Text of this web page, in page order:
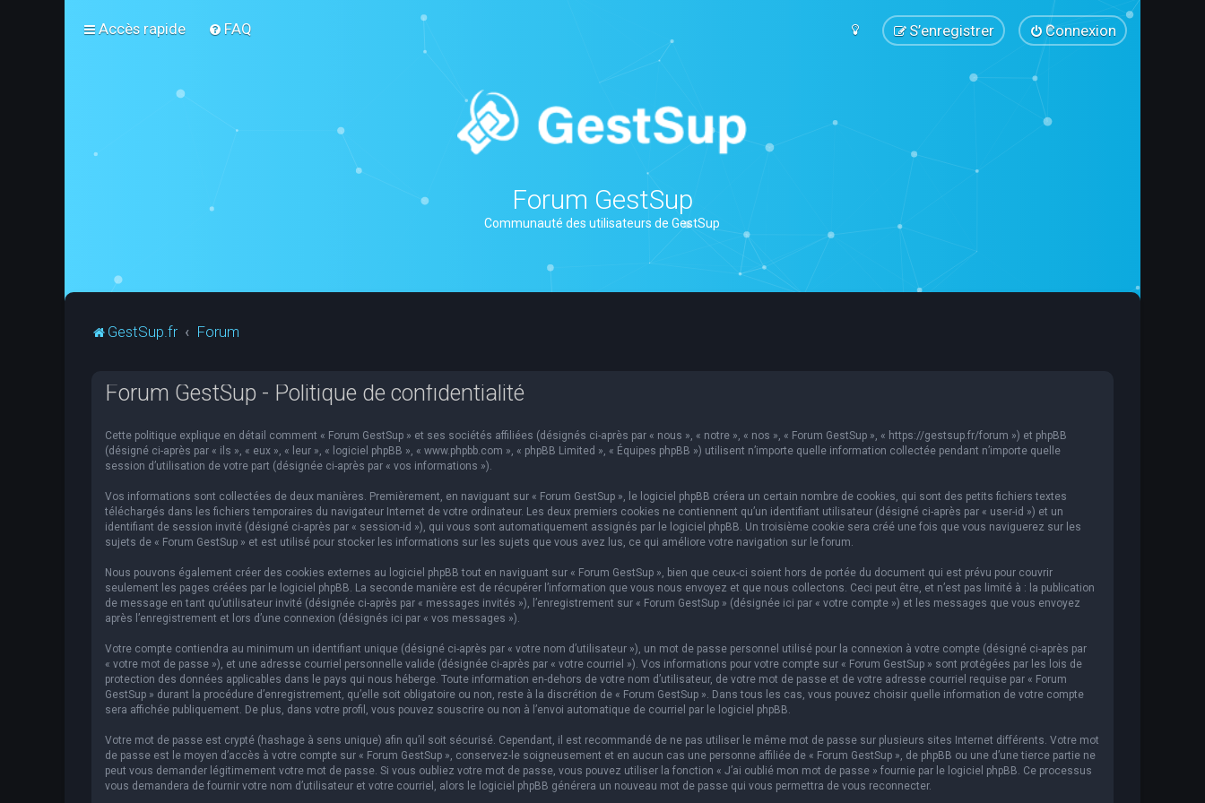
Accès rapide FAQ Connexion
S’enregistrer
Forum GestSup
Communauté des utilisateurs de GestSup
GestSup.fr Forum
Forum GestSup - Politique de confidentialité
Cette politique explique en détail comment « Forum GestSup » et ses sociétés affiliées (désignés ci-après par « nous », « notre », « nos », « Forum GestSup », « https://gestsup.fr/forum ») et phpBB
(désigné ci-après par « ils », « eux », « leur », « logiciel phpBB », « www.phpbb.com », « phpBB Limited », « Équipes phpBB ») utilisent n’importe quelle information collectée pendant n’importe quelle
session d’utilisation de votre part (désignée ci-après par « vos informations »).
Vos informations sont collectées de deux manières. Premièrement, en naviguant sur « Forum GestSup », le logiciel phpBB créera un certain nombre de cookies, qui sont des petits fichiers textes
téléchargés dans les fichiers temporaires du navigateur Internet de votre ordinateur. Les deux premiers cookies ne contiennent qu’un identifiant utilisateur (désigné ci-après par « user-id ») et un
identifiant de session invité (désigné ci-après par « session-id »), qui vous sont automatiquement assignés par le logiciel phpBB. Un troisième cookie sera créé une fois que vous naviguerez sur les
sujets de « Forum GestSup » et est utilisé pour stocker les informations sur les sujets que vous avez lus, ce qui améliore votre navigation sur le forum.
Nous pouvons également créer des cookies externes au logiciel phpBB tout en naviguant sur « Forum GestSup », bien que ceux-ci soient hors de portée du document qui est prévu pour couvrir
seulement les pages créées par le logiciel phpBB. La seconde manière est de récupérer l’information que vous nous envoyez et que nous collectons. Ceci peut être, et n’est pas limité à : la publication
de message en tant qu’utilisateur invité (désignée ci-après par « messages invités »), l’enregistrement sur « Forum GestSup » (désignée ici par « votre compte ») et les messages que vous envoyez
après l’enregistrement et lors d’une connexion (désignés ici par « vos messages »).
Votre compte contiendra au minimum un identifiant unique (désigné ci-après par « votre nom d’utilisateur »), un mot de passe personnel utilisé pour la connexion à votre compte (désigné ci-après par
« votre mot de passe »), et une adresse courriel personnelle valide (désignée ci-après par « votre courriel »). Vos informations pour votre compte sur « Forum GestSup » sont protégées par les lois de
protection des données applicables dans le pays qui nous héberge. Toute information en-dehors de votre nom d’utilisateur, de votre mot de passe et de votre adresse courriel requise par « Forum
GestSup » durant la procédure d’enregistrement, qu’elle soit obligatoire ou non, reste à la discrétion de « Forum GestSup ». Dans tous les cas, vous pouvez choisir quelle information de votre compte
sera affichée publiquement. De plus, dans votre profil, vous pouvez souscrire ou non à l’envoi automatique de courriel par le logiciel phpBB.
Votre mot de passe est crypté (hashage à sens unique) afin qu’il soit sécurisé. Cependant, il est recommandé de ne pas utiliser le même mot de passe sur plusieurs sites Internet différents. Votre mot
de passe est le moyen d’accès à votre compte sur « Forum GestSup », conservez-le soigneusement et en aucun cas une personne affiliée de « Forum GestSup », de phpBB ou une d’une tierce partie ne
peut vous demander légitimement votre mot de passe. Si vous oubliez votre mot de passe, vous pouvez utiliser la fonction « J’ai oublié mon mot de passe » fournie par le logiciel phpBB. Ce processus
vous demandera de fournir votre nom d’utilisateur et votre courriel, alors le logiciel phpBB générera un nouveau mot de passe qui vous permettra de vous reconnecter.